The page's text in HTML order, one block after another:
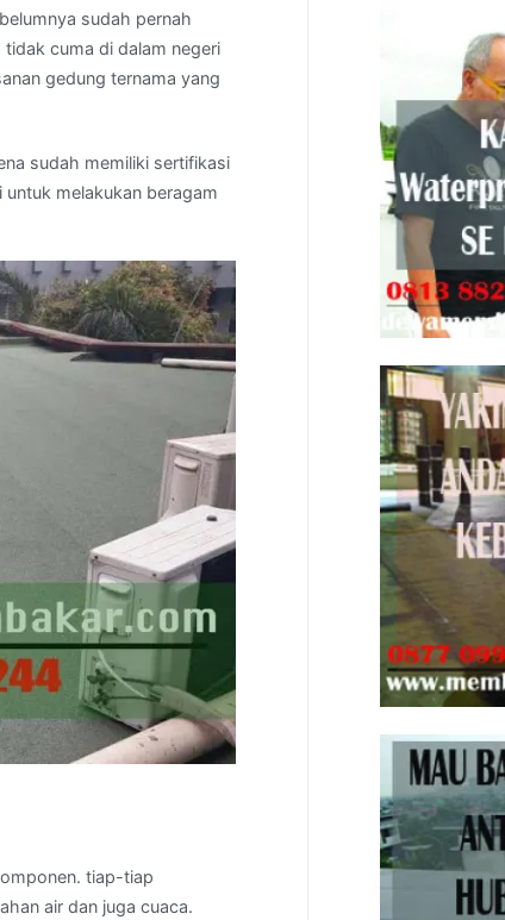
sudah pernah
cuma di dalam negeri
gedung ternama yang
sudah memiliki sertifikasi
melakukan beragam
tiap-tiap
air dan juga cuaca.